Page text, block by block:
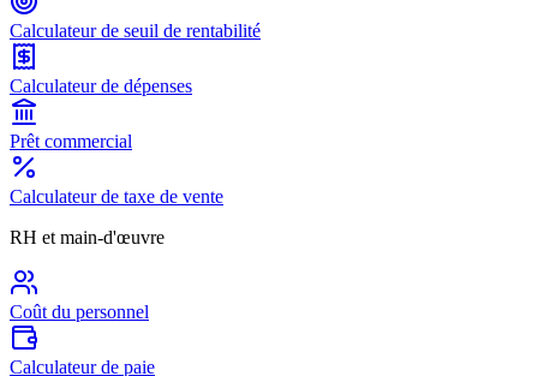
Calculateur de seuil de rentabilité
Calculateur de dépenses
Prêt commercial
Calculateur de taxe de vente
RH et main-d'œuvre
Coût du personnel
Calculateur de paie